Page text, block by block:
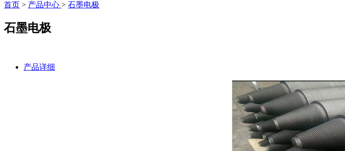
首页 > 产品中心 > 石墨电极
石墨电极
产品详细